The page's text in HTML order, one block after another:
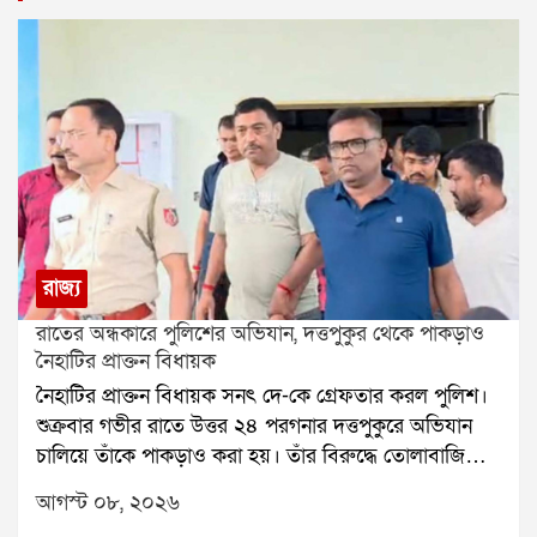
রাজ্য
রাতের অন্ধকারে পুলিশের অভিযান, দত্তপুকুর থেকে পাকড়াও
নৈহাটির প্রাক্তন বিধায়ক
নৈহাটির প্রাক্তন বিধায়ক সনৎ দে-কে গ্রেফতার করল পুলিশ।
শুক্রবার গভীর রাতে উত্তর ২৪ পরগনার দত্তপুকুরে অভিযান
চালিয়ে তাঁকে পাকড়াও করা হয়। তাঁর বিরুদ্ধে তোলাবাজি
এবং ভোট পরবর্তী হিংসার অভিযোগ রয়েছে বলে পুলিশ সূত্রে
জানা গিয়েছে। শনিবার তাঁকে বারাকপুর আদালতে তোলা
আগস্ট ০৮, ২০২৬